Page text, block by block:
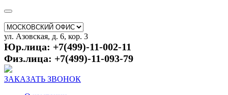
ул. Азовская, д. 6, кор. 3
Юр.лица: +7(499)-11-002-11
Физ.лица: +7(499)-11-093-79
ЗАКАЗАТЬ ЗВОНОК